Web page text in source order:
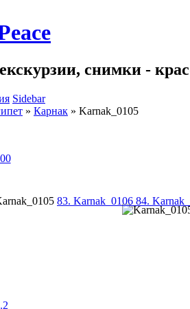
снимки -
Sidebar
» Карнак » Karnak_0105
83. Karnak_0106 84.